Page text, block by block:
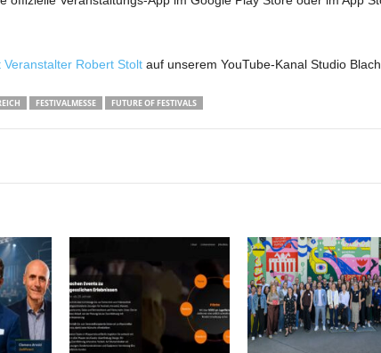
Veranstalter Robert Stoltauf unserem YouTube-Kanal Studio Blach.
FESTIVALMESSE FUTURE OF FESTIVALS